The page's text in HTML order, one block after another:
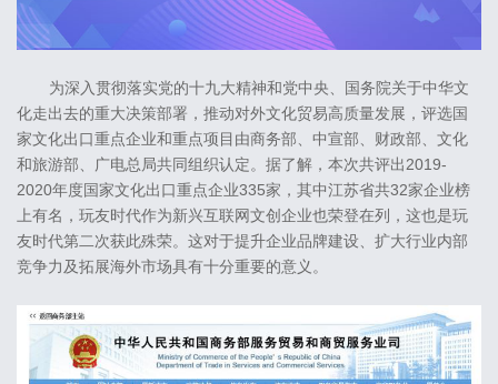
为深入贯彻落实党的十九大精神和党中央、国务院关于中华文
化走出去的重大决策部署，推动对外文化贸易高质量发展，评选国
家文化出口重点企业和重点项目由商务部、中宣部、财政部、文化
和旅游部、广电总局共同组织认定。据了解，本次共评出2019-
2020年度国家文化出口重点企业335家，其中江苏省共32家企业榜
上有名，玩友时代作为新兴互联网文创企业也荣登在列，这也是玩
友时代第二次获此殊荣。这对于提升企业品牌建设、扩大行业内部
竞争力及拓展海外市场具有十分重要的意义。